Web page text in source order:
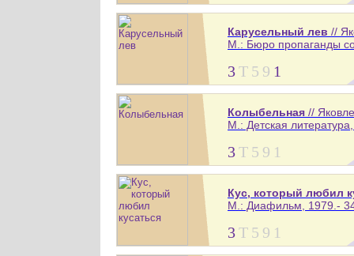
Карусельный лев //
М.: Бюро пропаганды
3Т 5 9 1
Колыбельная //
М.: Детская
3Т 5 9 1
Кус, который любил
М.: Диафильм, 1979.-
3Т 5 9 1